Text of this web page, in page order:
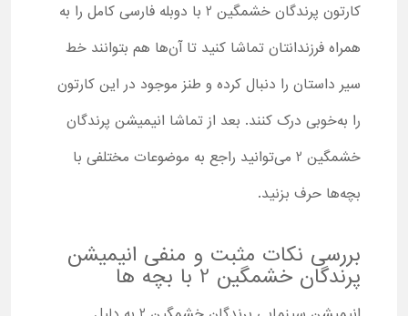
کارتون پرندگان خشمگین 2 با دوبله فارسی کامل را به
همراه فرزندانتان تماشا کنید تا آن‌ها هم بتوانند خط
سیر داستان را دنبال کرده و طنز موجود در این کارتون
را به‌خوبی درک کنند. بعد از تماشا انیمیشن پرندگان
خشمگین 2 می‌توانید راجع به موضوعات مختلفی با
بچه‌ها حرف بزنید.
بررسی نکات مثبت و منفی انیمیشن
پرندگان خشمگین 2 با بچه ها